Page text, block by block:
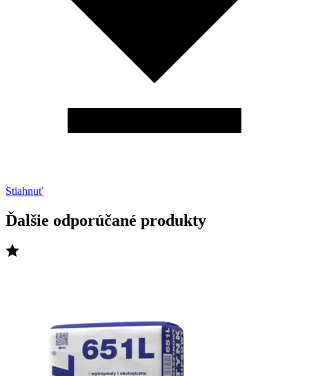
Stiahnuť
Ďalšie odporúčané produkty